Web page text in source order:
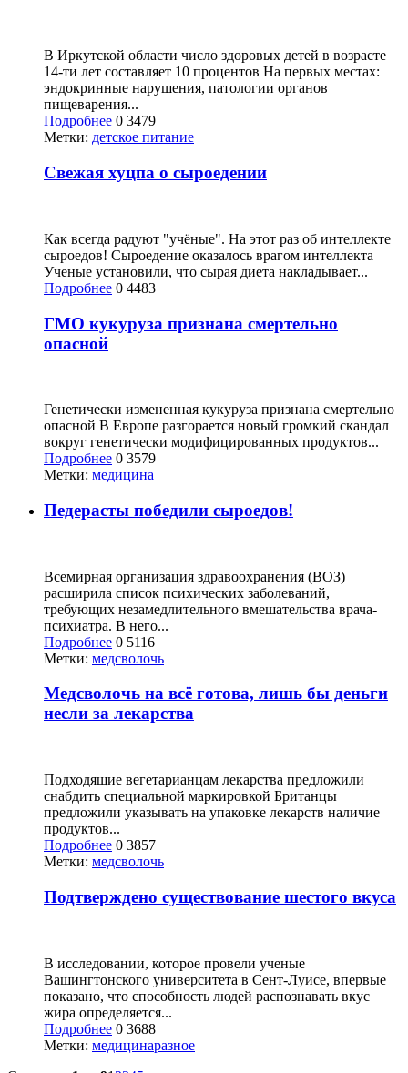
В Иркутской области число здоровых детей в возрасте
14-ти лет составляет 10 процентов На первых местах:
эндокринные нарушения, патологии органов
пищеварения...
Подробнее 0 3479
Метки: детское питание
Свежая хуцпа о сыроедении
Как всегда радуют "учёные". На этот раз об интеллекте
сыроедов! Сыроедение оказалось врагом интеллекта
Ученые установили, что сырая диета накладывает...
Подробнее 0 4483
ГМО кукуруза признана смертельно
опасной
Генетически измененная кукуруза признана смертельно
опасной В Европе разгорается новый громкий скандал
вокруг генетически модифицированных продуктов...
Подробнее 0 3579
Метки: медицина
Педерасты победили сыроедов!
Всемирная организация здравоохранения (ВОЗ)
расширила список психических заболеваний,
требующих незамедлительного вмешательства врача-
психиатра. В него...
Подробнее 0 5116
Метки: медсволочь
Медсволочь на всё готова, лишь бы деньги
несли за лекарства
Подходящие вегетарианцам лекарства предложили
снабдить специальной маркировкой Британцы
предложили указывать на упаковке лекарств наличие
продуктов...
Подробнее 0 3857
Метки: медсволочь
Подтверждено существование шестого вкуса
В исследовании, которое провели ученые
Вашингтонского университета в Сент-Луисе, впервые
показано, что способность людей распознавать вкус
жира определяется...
Подробнее 0 3688
Метки: медицинаразное